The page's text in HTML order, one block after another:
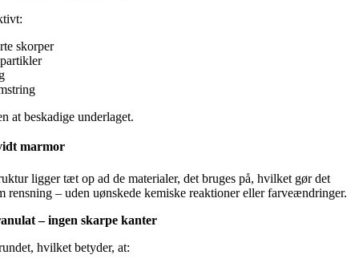
skorper
at beskadige underlaget.
marmor
ligger tæt op ad de materialer, det bruges på, hvilket gør det
rensning – uden uønskede kemiske reaktioner eller farveændringer.
– ingen skarpe kanter
hvilket betyder, at: